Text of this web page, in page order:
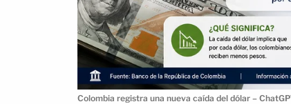
Colombia registra una nueva caída del dólar –